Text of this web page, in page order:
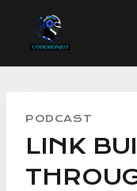
contenu
PODCAST
LINK